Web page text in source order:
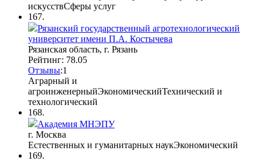
искусствСферы услуг
167.
Рязанский государственный агротехнологический
университет имени П.А. Костычева
Рязанская область, г. Рязань
Рейтинг: 78.05
Отзывы:1
Аграрный и
агроинженерныйЭкономическийТехнический и
технологический
168.
Академия МНЭПУ
г. Москва
Естественных и гуманитарных наукЭкономический
169.